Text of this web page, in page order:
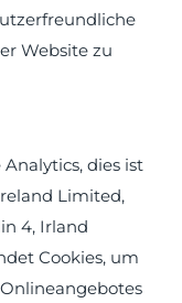
Website zu
dies ist
Limited,
4, Irland
Cookies, um